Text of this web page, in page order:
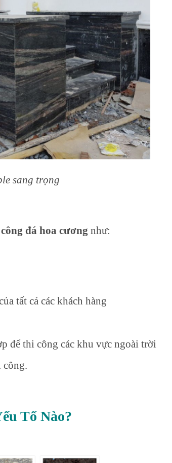
sang trọng
đá hoa cương như:
tất cả các khách hàng
để thi công các khu vực ngoài trời
công.
Tố Nào?